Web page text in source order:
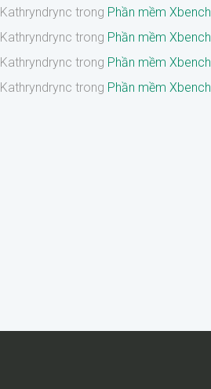
Kathryndrync trong Phần mềm Xbench
Kathryndrync trong Phần mềm Xbench
Kathryndrync trong Phần mềm Xbench
Kathryndrync trong Phần mềm Xbench